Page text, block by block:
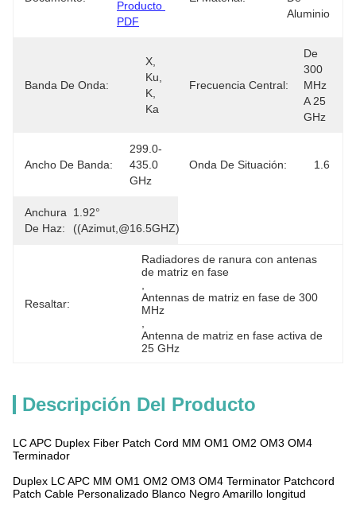
Producto
PDF
Aluminio
Banda De Onda:
X,
Ku,
K,
Ka
Frecuencia Central:
De
300
MHz
A 25
GHz
Ancho De Banda:
299.0-
435.0
GHz
Onda De Situación: 1.6
Anchura
De Haz:
1.92°
((azimut,@16.5GHZ)
Resaltar:
Radiadores de ranura con antenas
de matriz en fase
Antennas de matriz en fase de 300
MHz
Antenna de matriz en fase activa de
25 GHz
Descripción Del Producto
LC APC Duplex Fiber Patch Cord MM OM1 OM2 OM3 OM4
Terminador
Duplex LC APC MM OM1 OM2 OM3 OM4 Terminator Patchcord
Patch Cable Personalizado Blanco Negro Amarillo longitud